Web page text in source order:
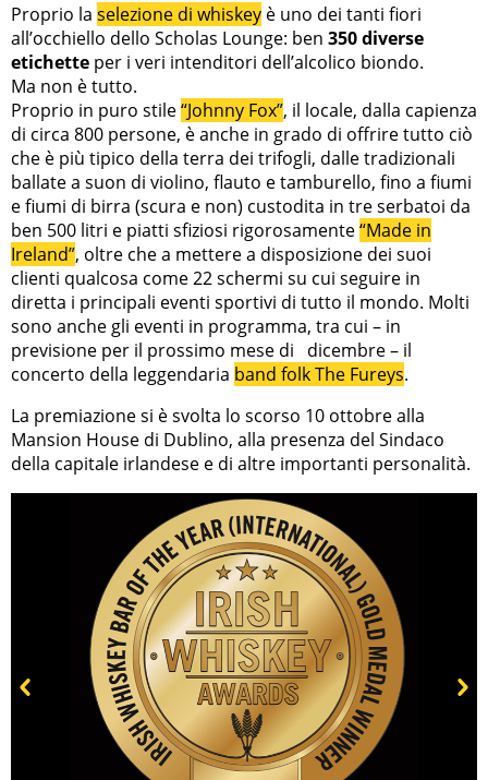
Proprio la selezione di whiskey è uno dei tanti fiori
all’occhiello dello Scholas Lounge: ben 350 diverse
etichette per i veri intenditori dell’alcolico biondo.
Ma non è tutto.
Proprio in puro stile“Johnny Fox”, il locale, dalla capienza
di circa 800 persone, è anche in grado di offrire tutto ciò
che è più tipico della terra dei trifogli, dalle tradizionali
ballate a suon di violino, flauto e tamburello, fino a fiumi
e fiumi di birra (scura e non) custodita in tre serbatoi da
ben 500 litri e piatti sfiziosi rigorosamente“Made in
Ireland”, oltre che a mettere a disposizione dei suoi
clienti qualcosa come 22 schermi su cui seguire in
diretta i principali eventi sportivi di tutto il mondo. Molti
sono anche gli eventi in programma, tra cui – in
previsione per il prossimo mese di dicembre – il
concerto della leggendaria band folk The Fureys.
La premiazione si è svolta lo scorso 10 ottobre alla
Mansion House di Dublino, alla presenza del Sindaco
della capitale irlandese e di altre importanti personalità.